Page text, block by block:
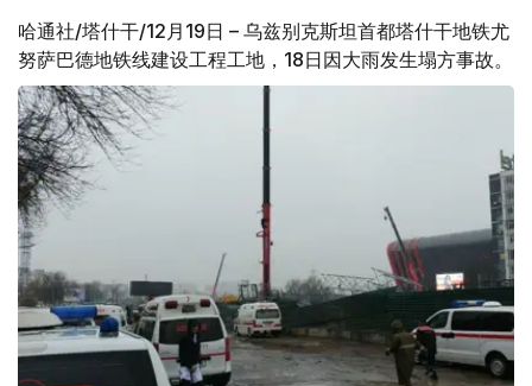
哈通社/塔什干/12月19日 – 乌兹别克斯坦首都塔什干地铁尤
努萨巴德地铁线建设工程工地，18日因大雨发生塌方事故。